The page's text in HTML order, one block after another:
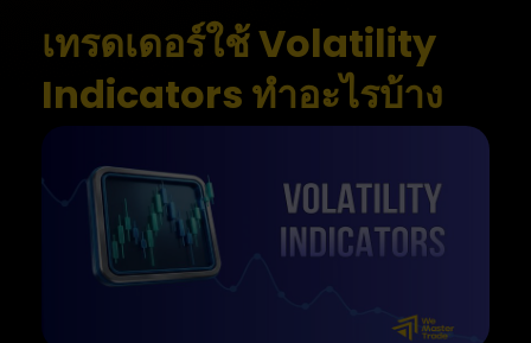
เทรดเดอร์ใช้ Volatility
Indicators ทำอะไรบ้าง